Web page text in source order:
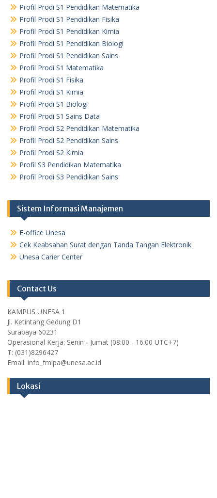
Profil Prodi S1 Pendidikan Matematika
Profil Prodi S1 Pendidikan Fisika
Profil Prodi S1 Pendidikan Kimia
Profil Prodi S1 Pendidikan Biologi
Profil Prodi S1 Pendidikan Sains
Profil Prodi S1 Matematika
Profil Prodi S1 Fisika
Profil Prodi S1 Kimia
Profil Prodi S1 Biologi
Profil Prodi S1 Sains Data
Profil Prodi S2 Pendidikan Matematika
Profil Prodi S2 Pendidikan Sains
Profil Prodi S2 Kimia
Profil S3 Pendidikan Matematika
Profil Prodi S3 Pendidikan Sains
Sistem Informasi Manajemen
E-office Unesa
Cek Keabsahan Surat dengan Tanda Tangan Elektronik
Unesa Carier Center
Contact Us
KAMPUS UNESA 1
Jl. Ketintang Gedung D1
Surabaya 60231
Operasional Kerja: Senin - Jumat (08:00 - 16:00 UTC+7)
T: (031)8296427
Email: info_fmipa@unesa.ac.id
Lokasi